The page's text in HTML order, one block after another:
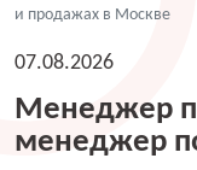
и продажах в Москве
Менеджер
менеджер
07.08.2026